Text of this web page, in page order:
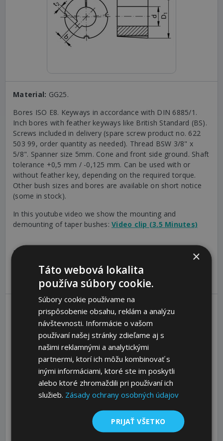
Material: GG25.
Bores ISO E8. Keyways in accordance with DIN 6885/1.
Inch bores with feather keyways like British Standard (BS).
Screws included in delivery (spare screw product no. 622
503 99, order quantity as needed). Thread BSW 3/8" x
5/8". Spanner size 5mm. Cone and front side ground. Shaft
tolerance +0,5 mm / -0,125 mm. Can be used with or
without feather key, depending on the required torque.
Other bush sizes and bores are available on short notice
(some in stock).
In this youtube video we show the mounting and
demounting of taper bushes: Video clip (3.5 Minutes)
Fastening torque: 20 Nm. Slip torque without keyway: bore
19 mm: 98 Nm; bore 24 mm: 135 Nm; bore 38 mm: 240
Nm; bore 42: 265 Nm.
Clamping
Bush
Type
Bore
B
[mm]
Nut
Width
[mm]
Nuttiefe
t2 [mm]
62250412
1610 12 4 1,8
6225041270 1610 1/2" 1/8" 1/16"
62250414
1610 14 5 2,3
16 5 2,3
17 5 2,3
×
Táto webová lokalita
používa súbory cookie.
Súbory cookie používame na
prispôsobenie obsahu, reklám a analýzu
návštevnosti. Informácie o vašom
používaní našej stránky zdieľame aj s
našimi reklamnými a analytickými
partnermi, ktorí ich môžu kombinovať s
inými informáciami, ktoré ste im poskytli
alebo ktoré zhromaždili pri používaní ich
služieb. Zásady ochrany osobných údajov
PRIJAŤ VŠETKO